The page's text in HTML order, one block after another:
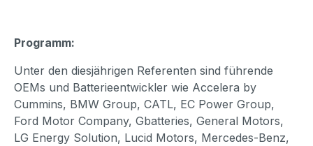
Programm:
Unter den diesjährigen Referenten sind führende
OEMs und Batterieentwickler wie Accelera by
Cummins, BMW Group, CATL, EC Power Group,
Ford Motor Company, Gbatteries, General Motors,
LG Energy Solution, Lucid Motors, Mercedes-Benz,